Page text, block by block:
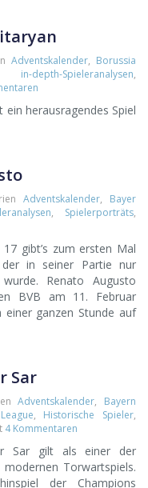
Adventskalender, Borussia
in-depth-Spieleranalysen,
herausragendes Spiel
Adventskalender, Bayer
, Spielerporträts,
gibt’s zum ersten Mal
der in seiner Partie nur
wurde. Renato Augusto
BVB am 11. Februar
einer ganzen Stunde auf
Sar
Adventskalender, Bayern
, Historische Spieler,
4 Kommentaren
Sar gilt als einer der
Torwartspiels.
der Champions